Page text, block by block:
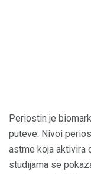
Periostin je
puteve. Nivoi
astme koja aktivira
studijama se